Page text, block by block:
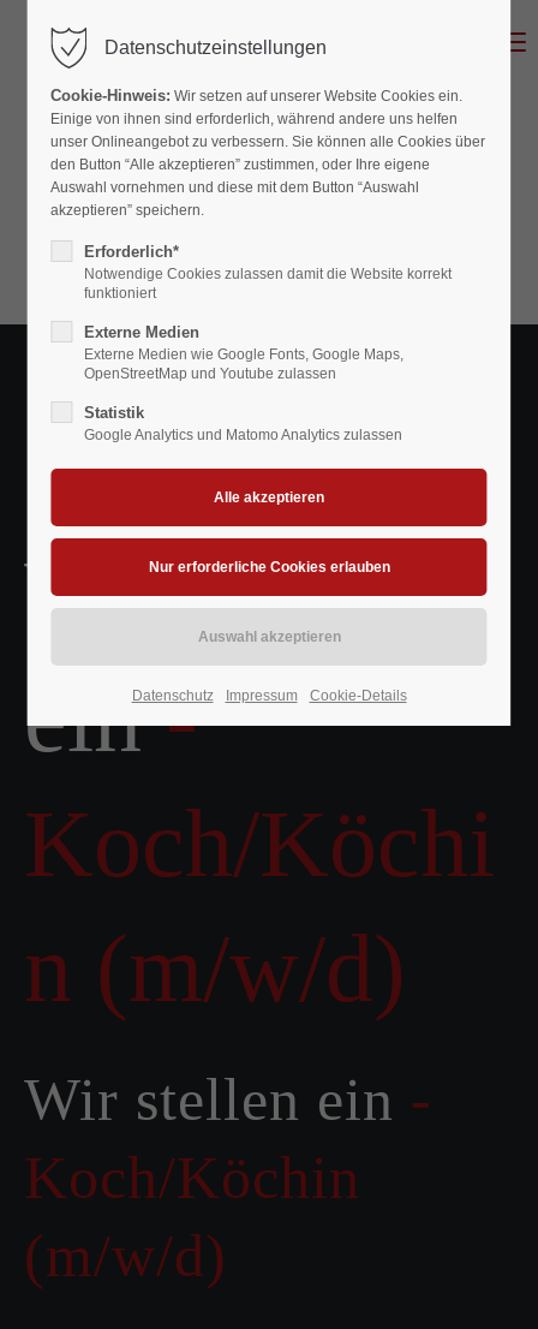
16.03.2024 10:20
Wir stellen
ein-
Koch/Köchi
n (m/w/d)
Wir stellen ein -
Koch/Köchin
(m/w/d)
Datenschutzeinstellungen
Cookie-Hinweis: Wir setzen auf unserer Website Cookies ein.
Einige von ihnen sind erforderlich, während andere uns helfen
unser Onlineangebot zu verbessern. Sie können alle Cookies über
den Button “Alle akzeptieren” zustimmen, oder Ihre eigene
Auswahl vornehmen und diese mit dem Button “Auswahl
akzeptieren” speichern.
Erforderlich*
Notwendige Cookies zulassen damit die Website korrekt
funktioniert
Externe Medien
Externe Medien wie Google Fonts, Google Maps,
OpenStreetMap und Youtube zulassen
Statistik
Google Analytics und Matomo Analytics zulassen
Datenschutz Impressum Cookie-Details